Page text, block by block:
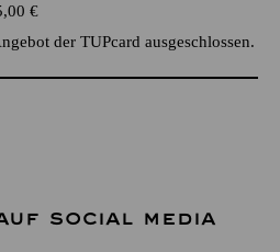
€
der TUPcard ausgeschlossen.
SOCIAL MEDIA